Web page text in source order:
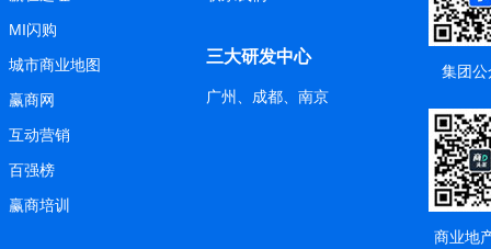
MI闪购
城市商业地图
赢商网
互动营销
百强榜
赢商培训
三大研发中心
广州、成都、南京
集团公
商业地